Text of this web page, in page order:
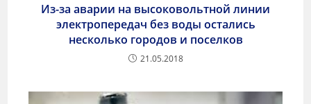
Из-за аварии на высоковольтной линии
электропередач без воды остались
несколько городов и поселков
21.05.2018